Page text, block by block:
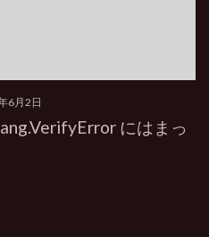
6月2日
にはまっ